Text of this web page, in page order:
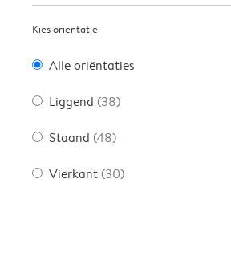
Kies oriëntatie
Alle oriëntaties
Liggend (38)
Staand (48)
Vierkant (30)